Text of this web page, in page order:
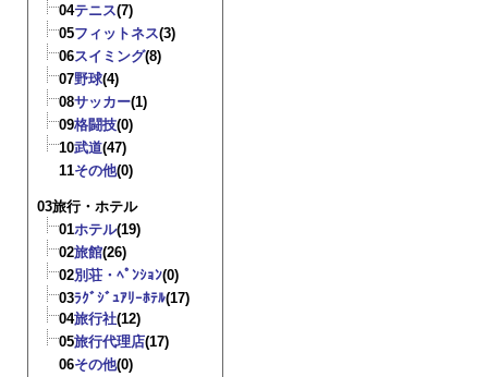
04テニス(7)
05フィットネス(3)
06スイミング(8)
07野球(4)
08サッカー(1)
09格闘技(0)
10武道(47)
11その他(0)
03旅行・ホテル
01ホテル(19)
02旅館(26)
02別荘・ﾍﾟﾝｼｮﾝ(0)
03ﾗｸﾞｼﾞｭｱﾘｰﾎﾃﾙ(17)
04旅行社(12)
05旅行代理店(17)
06その他(0)